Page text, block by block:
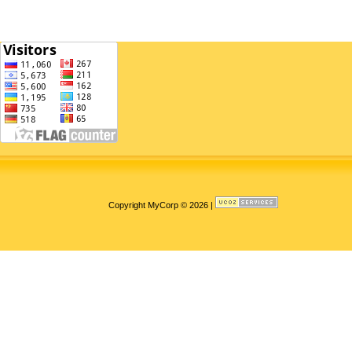
Copyright MyCorp © 2026|